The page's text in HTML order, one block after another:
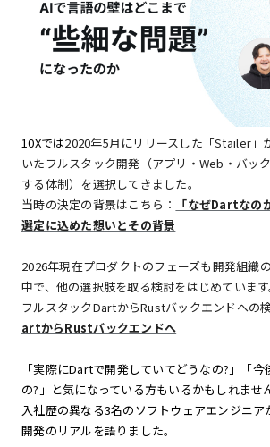
10Xでは2020年5月にリリースした「Stailer
いたフルスタック開発（アプリ・Web・バッ
する体制）を選択してきました。
当時の決定の背景はこちら：
「なぜDartなの
選定に込めた想いとその背景
2026年現在プロダクトのフェーズも開発組織
中で、他の選択肢を取る検討をはじめています
フルスタックDartからRustバックエンドへの
artからRustバックエンドへ
「実際にDartで開発していてどうなの?」「今
の?」と気になっている方もいるかもしれませ
入社歴の異なる3名のソフトウェアエンジニ
開発のリアルを語りました。